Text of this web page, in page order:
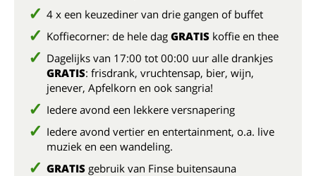
4 x een keuzediner van drie gangen of buffet
Koffiecorner: de hele dag GRATIS koffie en thee
Dagelijks van 17:00 tot 00:00 uur alle drankjes
GRATIS: frisdrank, vruchtensap, bier, wijn,
jenever, Apfelkorn en ook sangria!
Iedere avond een lekkere versnapering
Iedere avond vertier en entertainment, o.a. live
muziek en een wandeling.
GRATIS gebruik van Finse buitensauna